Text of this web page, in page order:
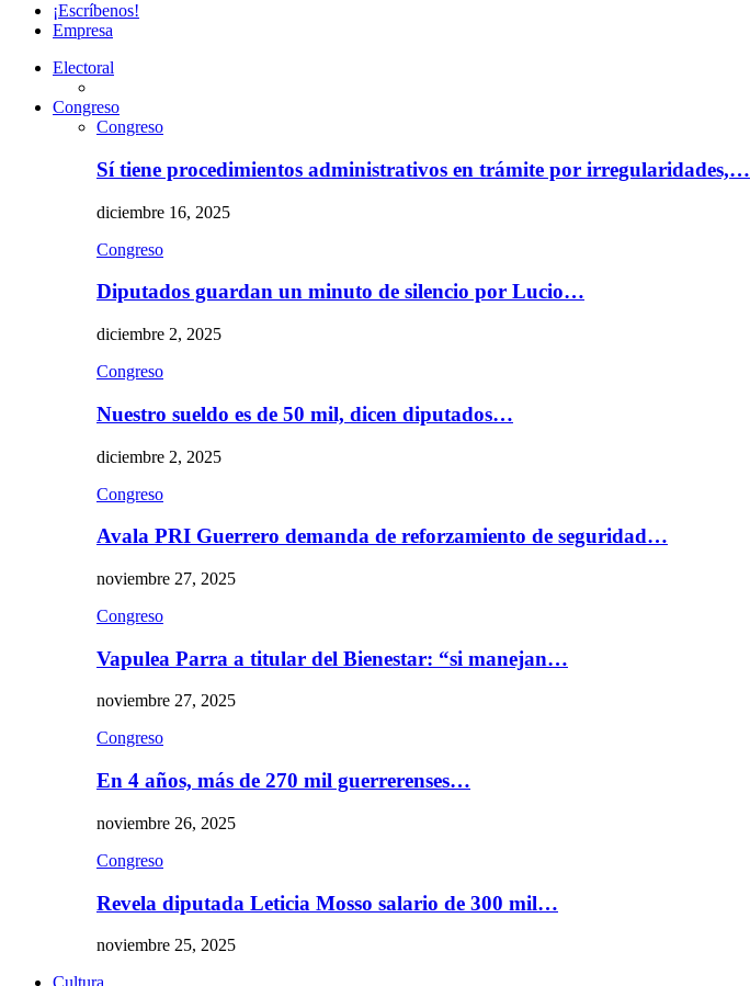
¡Escríbenos!
Empresa
Electoral
Congreso
Congreso
Sí tiene procedimientos administrativos en trámite por irregularidades,…
diciembre 16, 2025
Congreso
Diputados guardan un minuto de silencio por Lucio…
diciembre 2, 2025
Congreso
Nuestro sueldo es de 50 mil, dicen diputados…
diciembre 2, 2025
Congreso
Avala PRI Guerrero demanda de reforzamiento de seguridad…
noviembre 27, 2025
Congreso
Vapulea Parra a titular del Bienestar: “si manejan…
noviembre 27, 2025
Congreso
En 4 años, más de 270 mil guerrerenses…
noviembre 26, 2025
Congreso
Revela diputada Leticia Mosso salario de 300 mil…
noviembre 25, 2025